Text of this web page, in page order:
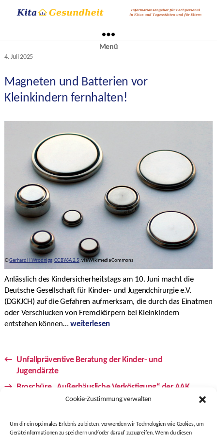
Cookie-Zustimmung verwalten
Um dir ein optimales Erlebnis zu bieten, verwenden wir Technologien wie Cookies, um
Geräteinformationen zu speichern und/oder darauf zuzugreifen. Wenn du diesen
Menü
Kategorien
Veröffentlichungsdatum
4. Juli 2025
Magneten und Batterien vor
Kleinkindern fernhalten!
©Gerhard H Wrodnigg,CC BY-SA 2.5, via Wikimedia Commons
Anlässlich des Kindersicherheitstags am 10. Juni macht die
Deutsche Gesellschaft für Kinder- und Jugendchirurgie e.V.
(DGKJCH) auf die Gefahren aufmerksam, die durch das Einatmen
oder Verschlucken von Fremdkörpern bei Kleinkindern
entstehen können…weiterlesen
← Unfallpräventive Beratung der Kinder- und
Jugendärzte
→ Broschüre „Außerhäusliche Verköstigung“ der AAK
Kita-Gesundheit ist eine Initiative von